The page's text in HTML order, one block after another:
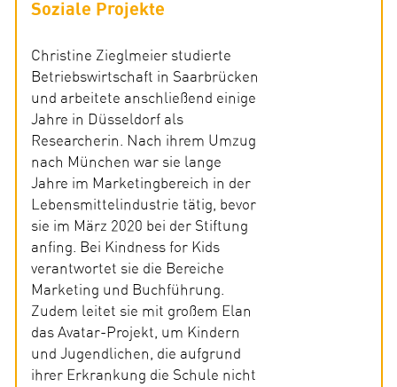
Soziale Projekte
Christine Zieglmeier studierte
Betriebswirtschaft in Saarbrücken
und arbeitete anschließend einige
Jahre in Düsseldorf als
Researcherin. Nach ihrem Umzug
nach München war sie lange
Jahre im Marketingbereich in der
Lebensmittelindustrie tätig, bevor
sie im März 2020 bei der Stiftung
anfing. Bei Kindness for Kids
verantwortet sie die Bereiche
Marketing und Buchführung.
Zudem leitet sie mit großem Elan
das Avatar-Projekt, um Kindern
und Jugendlichen, die aufgrund
ihrer Erkrankung die Schule nicht